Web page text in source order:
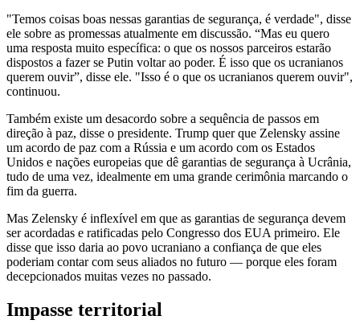
"Temos coisas boas nessas garantias de segurança, é verdade", disse
ele sobre as promessas atualmente em discussão. “Mas eu quero
uma resposta muito específica: o que os nossos parceiros estarão
dispostos a fazer se Putin voltar ao poder. É isso que os ucranianos
querem ouvir”, disse ele. "Isso é o que os ucranianos querem ouvir",
continuou.
Também existe um desacordo sobre a sequência de passos em
direção à paz, disse o presidente. Trump quer que Zelensky assine
um acordo de paz com a Rússia e um acordo com os Estados
Unidos e nações europeias que dê garantias de segurança à Ucrânia,
tudo de uma vez, idealmente em uma grande cerimônia marcando o
fim da guerra.
Mas Zelensky é inflexível em que as garantias de segurança devem
ser acordadas e ratificadas pelo Congresso dos EUA primeiro. Ele
disse que isso daria ao povo ucraniano a confiança de que eles
poderiam contar com seus aliados no futuro — porque eles foram
decepcionados muitas vezes no passado.
Impasse territorial